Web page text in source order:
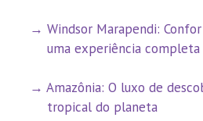
Windsor Marapendi:
uma experiência completa
Amazônia: O luxo de
tropical do planeta